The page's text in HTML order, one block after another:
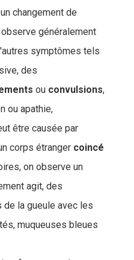
changement de
généralement
symptômes tels
des
ou convulsions,
ou apathie,
être causée par
corps étranger coincé
on observe un
agit, des
la gueule avec les
muqueuses bleues